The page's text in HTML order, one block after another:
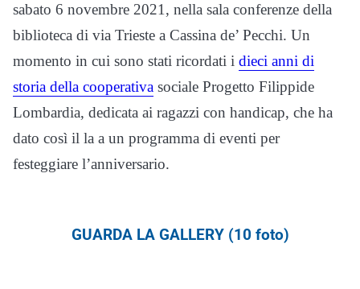
sabato 6 novembre 2021, nella sala conferenze della
biblioteca di via Trieste a Cassina de’ Pecchi. Un
momento in cui sono stati ricordati i dieci anni di
storia della cooperativa sociale Progetto Filippide
Lombardia, dedicata ai ragazzi con handicap, che ha
dato così il la a un programma di eventi per
festeggiare l’anniversario.
GUARDA LA GALLERY (10 foto)